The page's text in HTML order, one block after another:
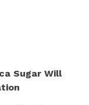
Sugar Will